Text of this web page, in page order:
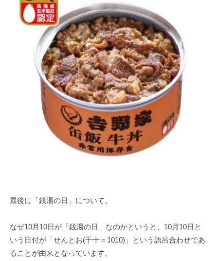
最後に「銭湯の日」について。
なぜ10月10日が「銭湯の日」なのかというと、10月10日と
いう日付が「せんとお(千十＝1010)」という語呂合わせであ
ることが由来となっています。